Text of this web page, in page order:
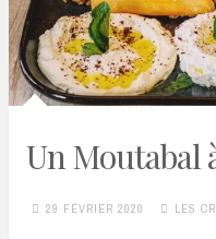
Un Moutabal
29 FÉVRIER 2020 LES